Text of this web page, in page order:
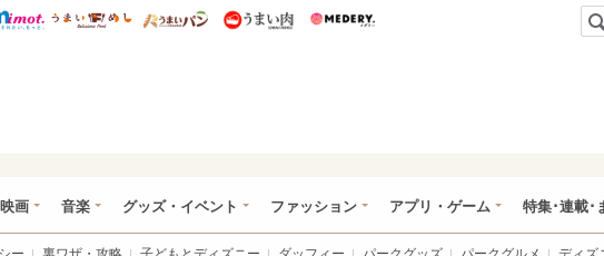
ぴあ総研 ディズニー特集
mimot. うまいめし うまいパン うまい肉
画 音楽 グッズ・イベント ファッション アプリ・ゲーム 特集･連載･